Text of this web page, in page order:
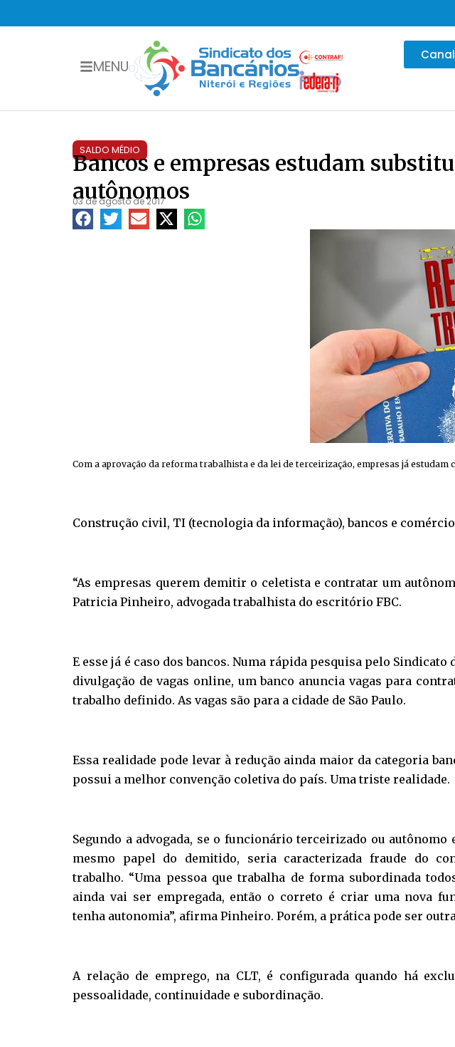
MENU
SALDO MÉDIO
Bancos e empresas estudam
autônomos
03 de agosto de 2017
Com a aprovação da reforma trabalhista e da lei de terceirização, empresas já
Construção civil, TI (tecnologia da informação), bancos e
“As empresas querem demitir o celetista e contratar um
Patricia Pinheiro, advogada trabalhista do escritório FBC.
E esse já é caso dos bancos. Numa rápida pesquisa pelo
divulgação de vagas online, um banco anuncia vagas para
trabalho definido. As vagas são para a cidade de São Paulo.
Essa realidade pode levar à redução ainda maior da categoria
possui a melhor convenção coletiva do país. Uma triste realidade.
Segundo a advogada, se o funcionário terceirizado ou autônomo
mesmo papel do demitido, seria caracterizada fraude do
trabalho. “Uma pessoa que trabalha de forma subordinada
ainda vai ser empregada, então o correto é criar uma nova
tenha autonomia”, afirma Pinheiro. Porém, a prática pode ser
A relação de emprego, na CLT, é configurada quando há
pessoalidade, continuidade e subordinação.